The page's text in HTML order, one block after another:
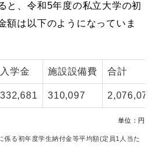
と、令和5年度の私立大学の初
額は以下のようになっていま
入学金 施設設備費 合計
332,681 310,097 2,076,070
単位：円
係る初年度学生納付金等平均額(定員1人当た